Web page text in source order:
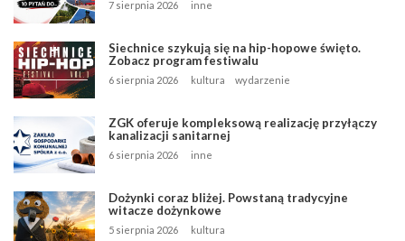
7 sierpnia 2026 inne
Siechnice szykują się na hip-hopowe święto.
Zobacz program festiwalu
6 sierpnia 2026 kultura wydarzenie
ZGK oferuje kompleksową realizację przyłączy
kanalizacji sanitarnej
6 sierpnia 2026 inne
Dożynki coraz bliżej. Powstaną tradycyjne
witacze dożynkowe
5 sierpnia 2026 kultura